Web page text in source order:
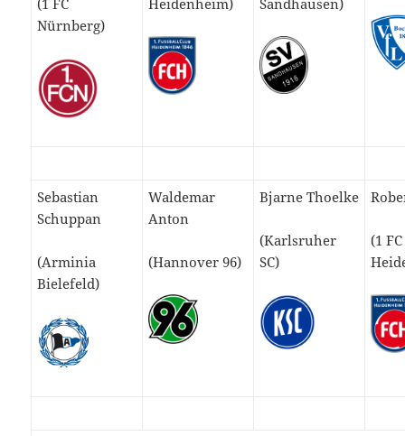
Nürnberg)
Sebastian
Schuppan
(Arminia
Bielefeld)
Waldemar
Anton
(Hannover 96)
Bjarne Thoelke
(Karlsruher
SC)
(1 FC